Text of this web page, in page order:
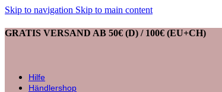
Skip to navigation Skip to main content
GRATIS VERSAND AB 50€ (D) / 100€ (EU+CH)
Hilfe
Händlershop